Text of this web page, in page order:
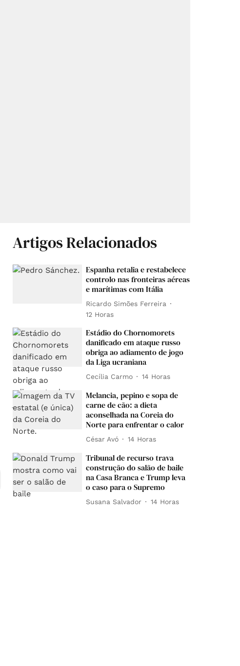
Artigos Relacionados
Espanha retalia e restabelece
controlo nas fronteiras aéreas
e marítimas com Itália
Ricardo Simões Ferreira
12 Horas
Estádio do Chornomorets
danificado em ataque russo
obriga ao adiamento de jogo
da Liga ucraniana
Cecília Carmo 14 Horas
Melancia, pepino e sopa de
carne de cão: a dieta
aconselhada na Coreia do
Norte para enfrentar o calor
César Avó 14 Horas
Tribunal de recurso trava
construção do salão de baile
na Casa Branca e Trump leva
o caso para o Supremo
Susana Salvador 14 Horas